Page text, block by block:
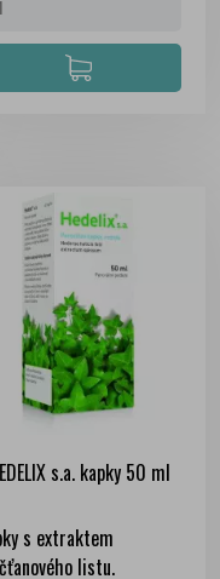
s.a. kapky 50 ml
s extraktem
listu.